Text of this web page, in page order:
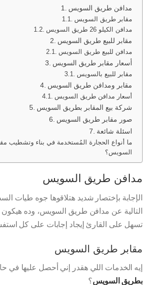
مدافن طريق السويس
مقابر طريق السويس
مدافن الكيلو 26 طريق السويس
مقابر للبيع طريق السويس
مدافن للبيع طريق السويس
أسعار مقابر طريق السويس
مقابر للبيع بالسويس
مقابر ومدافن طريق السويس
أسعار مدافن طريق السويس
شركة بيع المقابر بطريق السويس
صور مقابر طريق السويس
اسئلة شائعة
ما أنواع الحجارة المُستخدمة في بناء وتشطيب
السويس؟
مدافن طريق السويس
الإجابة بإختصار شديد هتلاقوها جوه طيات
التالية عن مدافن طريق السويس، وده
تسهل على القارئ إيجاد إجابات على كل
مقابر طريق السويس
إيه الخدمات اللي هقدر إني أحصل عليها في
بطريق السويس؟